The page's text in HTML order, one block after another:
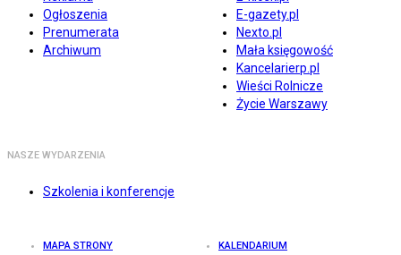
Ogłoszenia
Prenumerata
Archiwum
E-gazety.pl
Nexto.pl
Mała księgowość
Kancelarierp.pl
Wieści Rolnicze
Życie Warszawy
NASZE WYDARZENIA
Szkolenia i konferencje
MAPA STRONY KALENDARIUM